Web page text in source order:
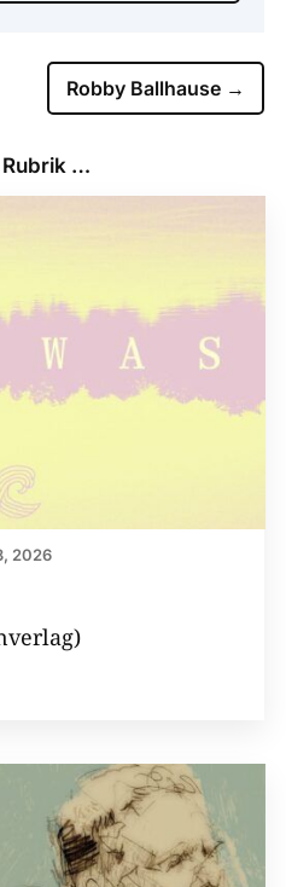
Robby Ballhause →
Rubrik …
2026